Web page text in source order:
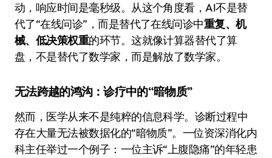
动，响应时间是毫秒级。从这个角度看，AI不是替
代了“在线问诊”，而是替代了在线问诊中重复、机
械、低决策权重的环节。这就像计算器替代了算
盘，不是替代了数学家，而是解放了数学家。
无法跨越的鸿沟：诊疗中的“暗物质”
然而，医学从来不是纯粹的信息科学。诊断过程中
存在大量无法被数据化的“暗物质”。一位资深消化内
科主任举过一个例子：一位主诉“上腹隐痛”的年轻患